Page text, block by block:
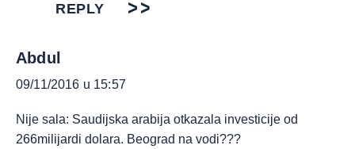
REPLY
Abdul
09/11/2016 u 15:57
Nije sala: Saudijska arabija otkazala investicije od
266milijardi dolara. Beograd na vodi???